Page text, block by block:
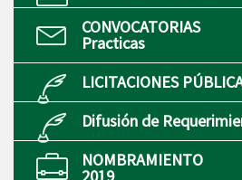
CONVOCATORIAS
Practicas
LICITACIONES
Difusión de
NOMBRAMIENTO